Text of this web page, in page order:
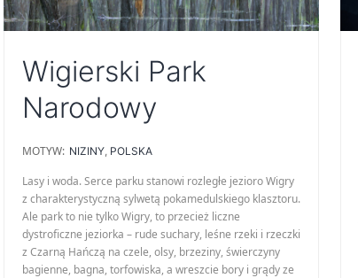
Wigierski Park
Narodowy
MOTYW: NIZINY POLSKA
Lasy i woda. Serce parku stanowi rozległe jezioro Wigry
z charakterystyczną sylwetą pokamedulskiego klasztoru.
Ale park to nie tylko Wigry, to przecież liczne
dystroficzne jeziorka – rude suchary, leśne rzeki i rzeczki
z Czarną Hańczą na czele, olsy, brzeziny, świerczyny
bagienne, bagna, torfowiska, a wreszcie bory i grądy ze